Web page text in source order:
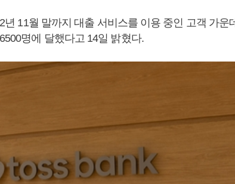
년 11월 말까지 대출 서비스를 이용 중인 고객 가운
명에 달했다고 14일 밝혔다.